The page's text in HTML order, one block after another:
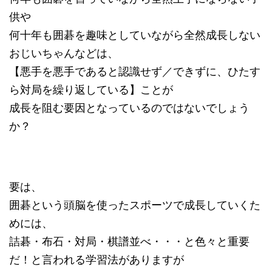
供や
何十年も囲碁を趣味としていながら全然成長しない
おじいちゃんなどは、
【悪手を悪手であると認識せず／できずに、ひたす
ら対局を繰り返している】ことが
成長を阻む要因となっているのではないでしょう
か？
要は、
囲碁という頭脳を使ったスポーツで成長していくた
めには、
詰碁・布石・対局・棋譜並べ・・・と色々と重要
だ！と言われる学習法がありますが